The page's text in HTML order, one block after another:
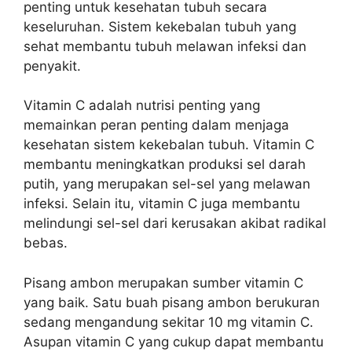
penting untuk kesehatan tubuh secara
keseluruhan. Sistem kekebalan tubuh yang
sehat membantu tubuh melawan infeksi dan
penyakit.
Vitamin C adalah nutrisi penting yang
memainkan peran penting dalam menjaga
kesehatan sistem kekebalan tubuh. Vitamin C
membantu meningkatkan produksi sel darah
putih, yang merupakan sel-sel yang melawan
infeksi. Selain itu, vitamin C juga membantu
melindungi sel-sel dari kerusakan akibat radikal
bebas.
Pisang ambon merupakan sumber vitamin C
yang baik. Satu buah pisang ambon berukuran
sedang mengandung sekitar 10 mg vitamin C.
Asupan vitamin C yang cukup dapat membantu